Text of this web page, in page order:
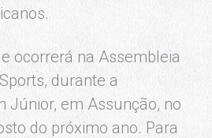
ocorrerá na Assembleia
durante a
Júnior, em Assunção, no
do próximo ano. Para